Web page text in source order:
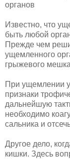
органов
Известно, что
быть любой
Прежде чем
ущемленного
грыжевого
При ущемлении
признаки
дальнейшую
необходимо
сальника и
Другое дело,
кишки. Здесь